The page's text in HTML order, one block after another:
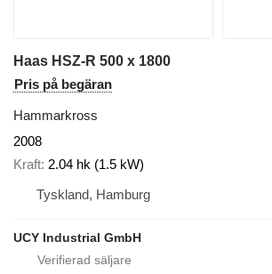
Haas HSZ-R 500 x 1800
Pris på begäran
Hammarkross
2008
Kraft 2.04 hk (1.5 kW)
Tyskland, Hamburg
UCY Industrial GmbH